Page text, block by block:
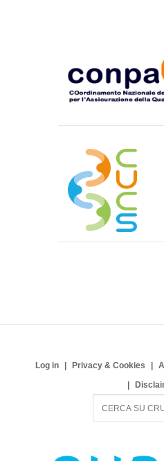
Log in Privacy & Cookies
c